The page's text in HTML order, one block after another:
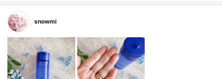
snowmi